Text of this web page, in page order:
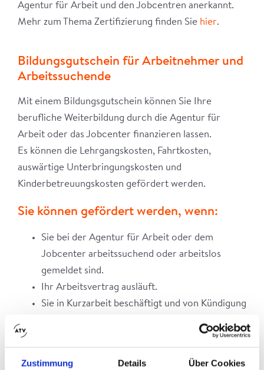
Zustimmung Details Über Cookies
Agentur für Arbeit und den Jobcentren anerkannt.
Mehr zum Thema Zertifizierung finden Sie hier.
Bildungsgutschein für Arbeitnehmer und
Arbeitssuchende
Mit einem Bildungsgutschein können Sie Ihre
berufliche Weiterbildung durch die Agentur für
Arbeit oder das Jobcenter finanzieren lassen.
Es können die Lehrgangskosten, Fahrtkosten,
auswärtige Unterbringungskosten und
Kinderbetreuungskosten gefördert werden.
Sie können gefördert werden, wenn:
Sie bei der Agentur für Arbeit oder dem
Jobcenter arbeitssuchend oder arbeitslos
gemeldet sind.
Ihr Arbeitsvertrag ausläuft.
Sie in Kurzarbeit beschäftigt und von Kündigung
Wichtig: